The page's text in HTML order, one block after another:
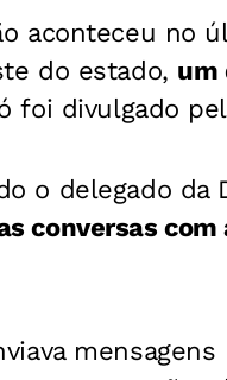
aconteceu no
do estado, um
foi divulgado
o delegado da
conversas